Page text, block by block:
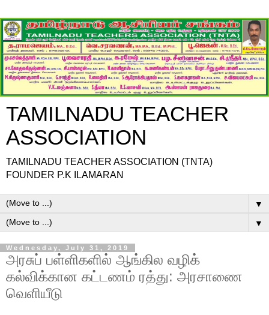
TAMILNADU TEACHER
ASSOCIATION
TAMILNADU TEACHER ASSOCIATION (TNTA)
FOUNDER P.K ILAMARAN
▼
▼
Wednesday, July 31, 2019
அரசுப் பள்ளிகளில் ஆங்கில வழிக்
கல்விக்கான கட்டணம் ரத்து: அரசாணை
வெளியீடு